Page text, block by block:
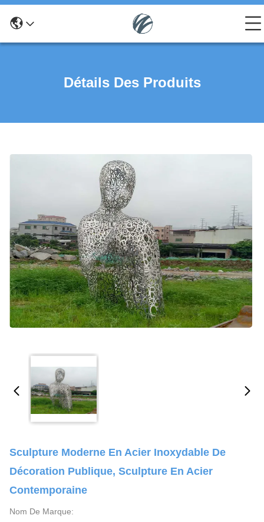
Détails Des Produits
Sculpture Moderne En Acier Inoxydable De
Décoration Publique, Sculpture En Acier
Contemporaine
Nom De Marque: